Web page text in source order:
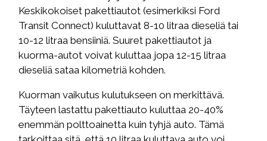
Keskikokoiset pakettiautot (esimerkiksi Ford
Transit Connect) kuluttavat 8-10 litraa dieseliä tai
10-12 litraa bensiiniä. Suuret pakettiautot ja
kuorma-autot voivat kuluttaa jopa 12-15 litraa
dieseliä sataa kilometriä kohden.
Kuorman vaikutus kulutukseen on merkittävä.
Täyteen lastattu pakettiauto kuluttaa 20-40%
enemmän polttoainetta kuin tyhjä auto. Tämä